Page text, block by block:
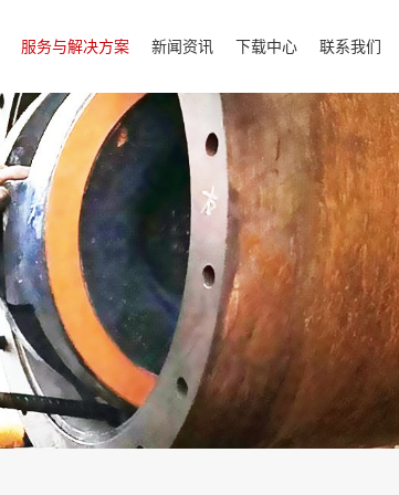
服务与解决方案 新闻资讯 下载中心 联系我们